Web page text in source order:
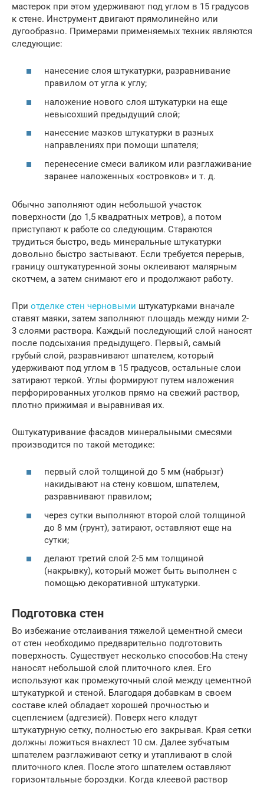
мастерок при этом удерживают под углом в 15 градусов
к стене. Инструмент двигают прямолинейно или
дугообразно. Примерами применяемых техник являются
следующие:
нанесение слоя штукатурки, разравнивание
правилом от угла к углу;
наложение нового слоя штукатурки на еще
невысохший предыдущий слой;
нанесение мазков штукатурки в разных
направлениях при помощи шпателя;
перенесение смеси валиком или разглаживание
заранее наложенных «островков» и т. д.
Обычно заполняют один небольшой участок
поверхности (до 1,5 квадратных метров), а потом
приступают к работе со следующим. Стараются
трудиться быстро, ведь минеральные штукатурки
довольно быстро застывают. Если требуется перерыв,
границу оштукатуренной зоны оклеивают малярным
скотчем, а затем снимают его и продолжают работу.
При отделке стен черновыми штукатурками вначале
ставят маяки, затем заполняют площадь между ними 2-
3 слоями раствора. Каждый последующий слой наносят
после подсыхания предыдущего. Первый, самый
грубый слой, разравнивают шпателем, который
удерживают под углом в 15 градусов, остальные слои
затирают теркой. Углы формируют путем наложения
перфорированных уголков прямо на свежий раствор,
плотно прижимая и выравнивая их.
Оштукатуривание фасадов минеральными смесями
производится по такой методике:
первый слой толщиной до 5 мм (набрызг)
накидывают на стену ковшом, шпателем,
разравнивают правилом;
через сутки выполняют второй слой толщиной
до 8 мм (грунт), затирают, оставляют еще на
сутки;
делают третий слой 2-5 мм толщиной
(накрывку), который может быть выполнен с
помощью декоративной штукатурки.
Подготовка стен
Во избежание отслаивания тяжелой цементной смеси
от стен необходимо предварительно подготовить
поверхность. Существует несколько способов:На стену
наносят небольшой слой плиточного клея. Его
используют как промежуточный слой между цементной
штукатуркой и стеной. Благодаря добавкам в своем
составе клей обладает хорошей прочностью и
сцеплением (адгезией). Поверх него кладут
штукатурную сетку, полностью его закрывая. Края сетки
должны ложиться внахлест 10 см. Далее зубчатым
шпателем разглаживают сетку и утапливают в слой
плиточного клея. После этого шпателем оставляют
горизонтальные бороздки. Когда клеевой раствор